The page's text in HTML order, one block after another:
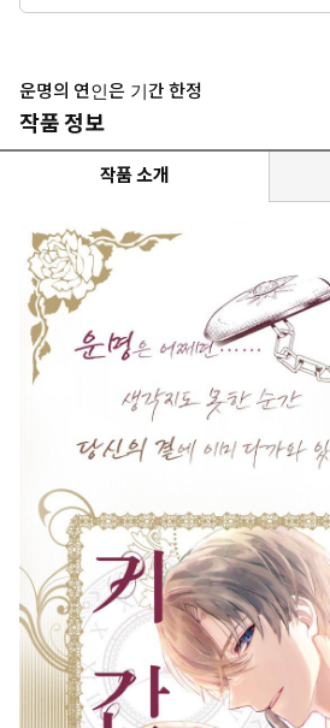
운명의 연인은 기간 한정
작품 정보
작품 소개